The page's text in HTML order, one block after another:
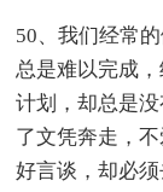
50、我们经常
总是难以完成
计划，却总是
了文凭奔走，
好言谈，却必